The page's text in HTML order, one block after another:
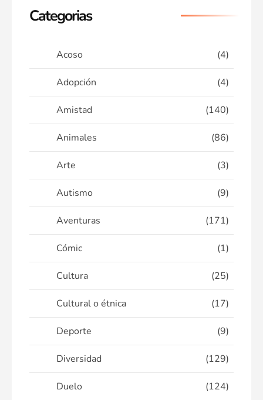
Categorias
Acoso (4)
Adopción (4)
Amistad (140)
Animales (86)
Arte (3)
Autismo (9)
Aventuras (171)
Cómic (1)
Cultura (25)
Cultural o étnica (17)
Deporte (9)
Diversidad (129)
Duelo (124)